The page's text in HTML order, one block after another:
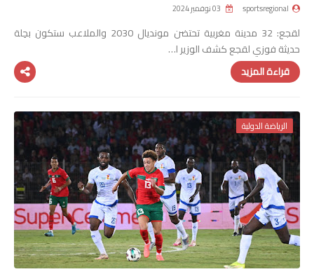
sportsregional
لقجع: 32 مدينة مغربية تحتضن مونديال 2030 والملاعب ستكون بحِلة
حديثة فوزي لقجع كشف الوزير ا…
قراءة المزيد
الرياضة الدولية